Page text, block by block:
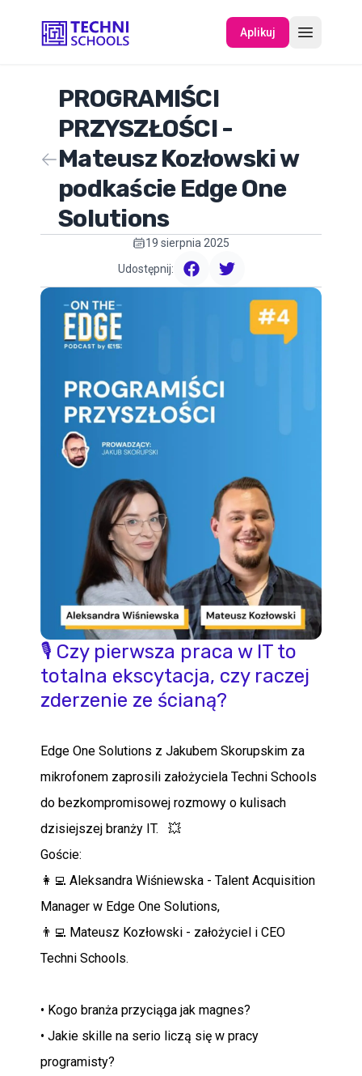
Aplikuj
O NAS
WYDARZENIA
POMOC
PROGRAMIŚCI
PRZYSZŁOŚCI -
Mateusz Kozłowski w
podkaście Edge One
Solutions
19 sierpnia 2025
Udostępnij:
facebooktwitter
🎙️ Czy pierwsza praca w IT to
totalna ekscytacja, czy raczej
zderzenie ze ścianą?
Edge One Solutions z Jakubem Skorupskim za
mikrofonem zaprosili założyciela Techni Schools
do bezkompromisowej rozmowy o kulisach
dzisiejszej branży IT. 💥
Goście:
👩‍💻 Aleksandra Wiśniewska - Talent Acquisition
Manager w Edge One Solutions,
👨‍💻 Mateusz Kozłowski - założyciel i CEO
Techni Schools.
• Kogo branża przyciąga jak magnes?
• Jakie skille na serio liczą się w pracy
programisty?